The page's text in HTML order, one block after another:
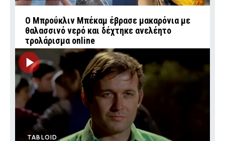
Ο Μπρούκλιν Μπέκαμ έβρασε μακαρόνια με
θαλασσινό νερό και δέχτηκε ανελέητο
τρολάρισμα online
TABLOID